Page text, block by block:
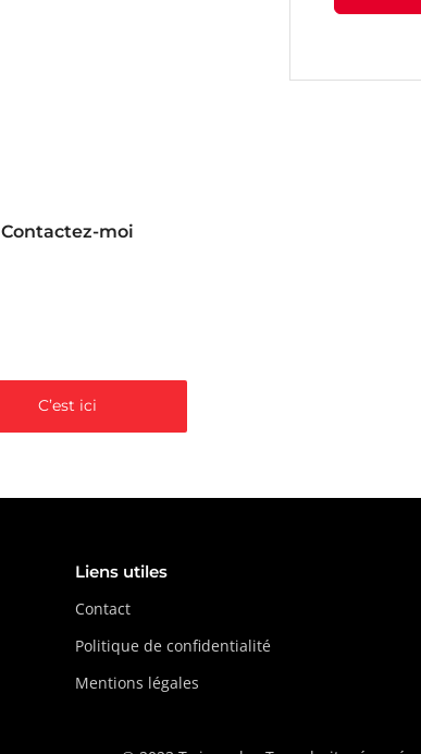
Contactez-moi
C’est ici
Liens utiles
Contact
Politique de confidentialité
Mentions légales